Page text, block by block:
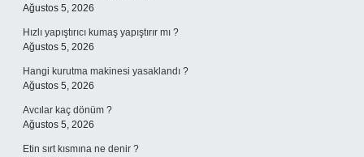
Ağustos 5, 2026
Hızlı yapıştırıcı kumaş yapıştırır mı ?
Ağustos 5, 2026
Hangi kurutma makinesi yasaklandı ?
Ağustos 5, 2026
Avcılar kaç dönüm ?
Ağustos 5, 2026
Etin sırt kısmına ne denir ?